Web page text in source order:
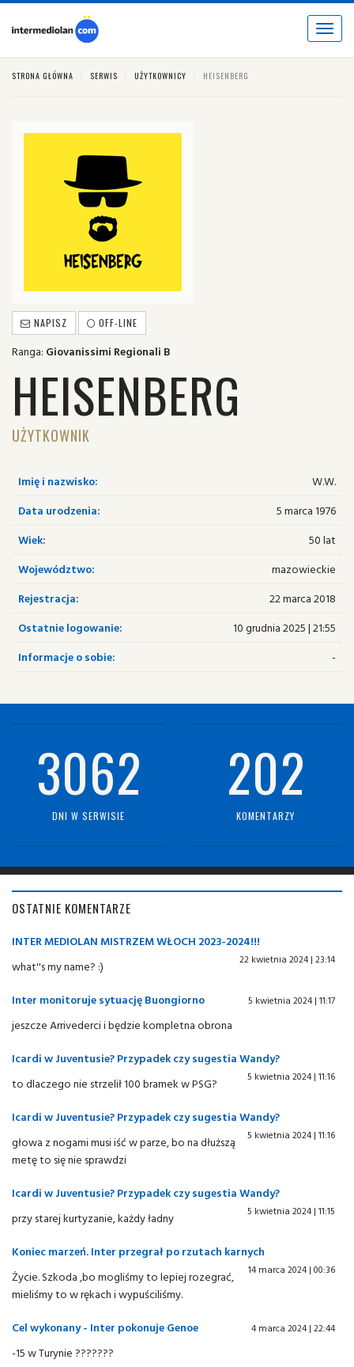
Toggle
STRONA GŁÓWNA SERWIS UŻYTKOWNICY HEISENBERG
NAPISZ OFF-LINE
Ranga: Giovanissimi Regionali B
HEISENBERG
UŻYTKOWNIK
Imię i nazwisko:
W.W.
Data urodzenia:
5 marca 1976
Wiek:
50 lat
Województwo:
mazowieckie
Rejestracja:
22 marca 2018
Ostatnie logowanie:
10 grudnia 2025 | 21:55
Informacje o sobie:
-
3062
DNI W SERWISIE
202
KOMENTARZY
OSTATNIE KOMENTARZE
INTER MEDIOLAN MISTRZEM WŁOCH 2023-2024!!!
22 kwietnia 2024 | 23:14
what''s my name? :)
Inter monitoruje sytuację Buongiorno
5 kwietnia 2024 | 11:17
jeszcze Arrivederci i będzie kompletna obrona
Icardi w Juventusie? Przypadek czy sugestia Wandy?
5 kwietnia 2024 | 11:16
to dlaczego nie strzelił 100 bramek w PSG?
Icardi w Juventusie? Przypadek czy sugestia Wandy?
5 kwietnia 2024 | 11:16
głowa z nogami musi iść w parze, bo na dłuższą
metę to się nie sprawdzi
Icardi w Juventusie? Przypadek czy sugestia Wandy?
5 kwietnia 2024 | 11:15
przy starej kurtyzanie, każdy ładny
Koniec marzeń. Inter przegrał po rzutach karnych
14 marca 2024 | 00:36
Życie. Szkoda ,bo mogliśmy to lepiej rozegrać,
mieliśmy to w rękach i wypuściliśmy.
Cel wykonany - Inter pokonuje Genoe
4 marca 2024 | 22:44
-15 w Turynie ???????